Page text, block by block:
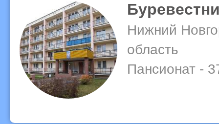
Нижний
область
Пансионат -